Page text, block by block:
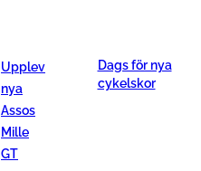
Upplev
nya
Assos
Mille
GT
Dags för nya
cykelskor